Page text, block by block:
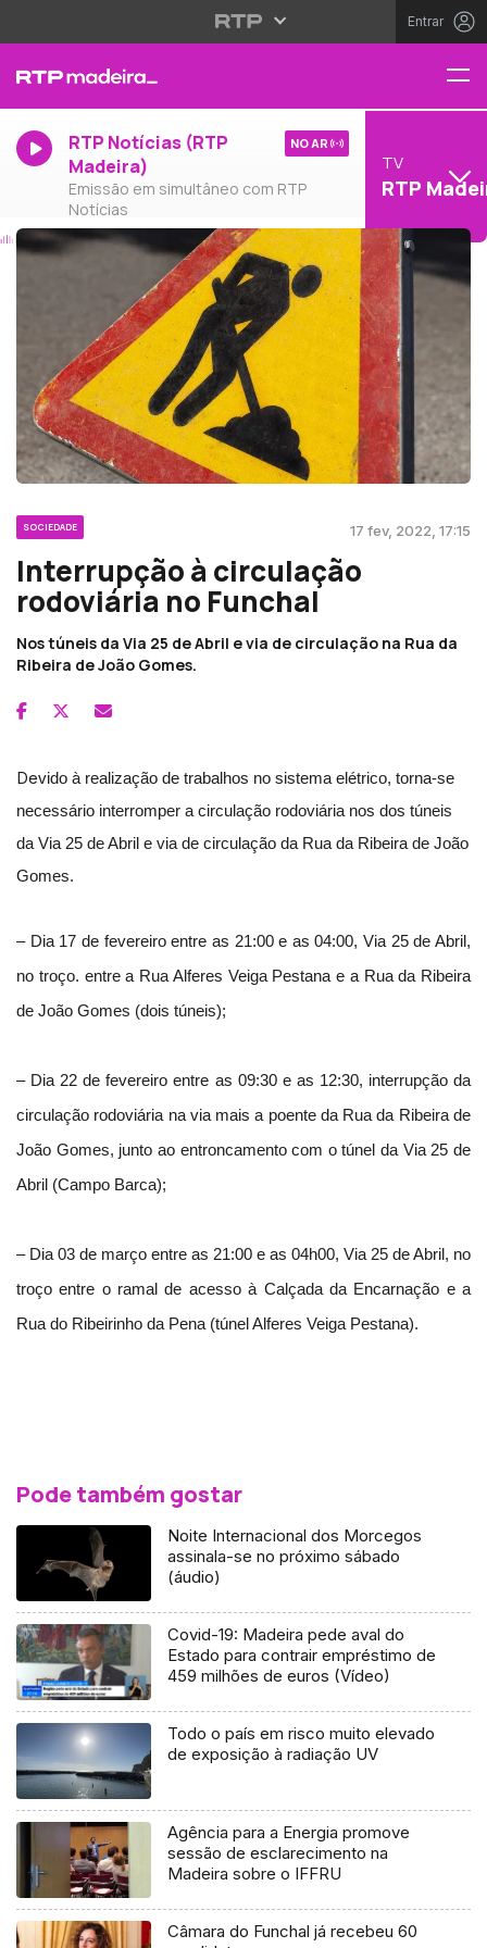
Entrar
RTP Notícias (RTP
Madeira)
Emissão em simultâneo com RTP
Notícias
NO AR
TV
RTP
SOCIEDADE 17 fev, 2022, 17:15
Interrupção à circulação
rodoviária no Funchal
Nos túneis da Via 25 de Abril e via de circulação na Rua da
Ribeira de João Gomes.
Devido à realização de trabalhos no sistema elétrico, torna-se
necessário interromper a circulação rodoviária nos dos túneis
da Via 25 de Abril e via de circulação da Rua da Ribeira de João
Gomes.
– Dia 17 de fevereiro entre as 21:00 e as 04:00, Via 25 de Abril,
no troço. entre a Rua Alferes Veiga Pestana e a Rua da Ribeira
de João Gomes (dois túneis);
– Dia 22 de fevereiro entre as 09:30 e as 12:30, interrupção da
circulação rodoviária na via mais a poente da Rua da Ribeira de
João Gomes, junto ao entroncamento com o túnel da Via 25 de
Abril (Campo Barca);
– Dia 03 de março entre as 21:00 e as 04h00, Via 25 de Abril, no
troço entre o ramal de acesso à Calçada da Encarnação e a
Rua do Ribeirinho da Pena (túnel Alferes Veiga Pestana).
Pode também gostar
Noite Internacional dos Morcegos
assinala-se no próximo sábado
(áudio)
Covid-19: Madeira pede aval do
Estado para contrair empréstimo de
459 milhões de euros (Vídeo)
Todo o país em risco muito elevado
de exposição à radiação UV
Agência para a Energia promove
sessão de esclarecimento na
Madeira sobre o IFFRU
Câmara do Funchal já recebeu 60